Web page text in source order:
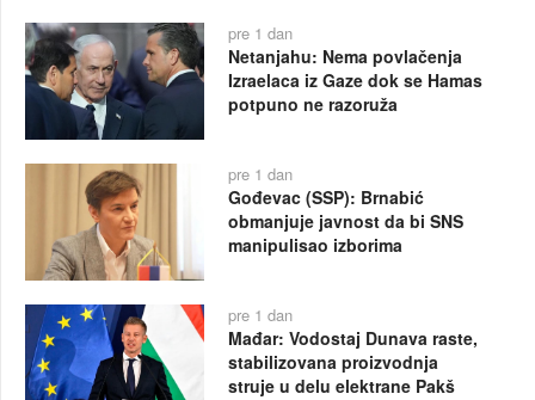
pre 1 dan
Netanjahu: Nema povlačenja
Izraelaca iz Gaze dok se Hamas
potpuno ne razoruža
pre 1 dan
Gođevac (SSP): Brnabić
obmanjuje javnost da bi SNS
manipulisao izborima
pre 1 dan
Mađar: Vodostaj Dunava raste,
stabilizovana proizvodnja
struje u delu elektrane Pakš